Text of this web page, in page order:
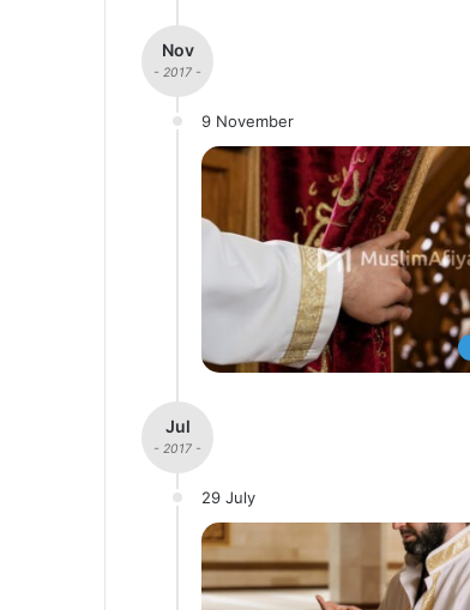
Nov
- 2017 -
9 November
Jul
- 2017 -
29 July